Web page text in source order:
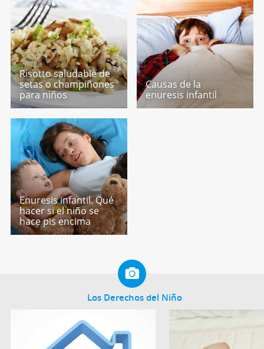
Risotto saludable de
setas o champiñones
para niños
Causas de la
enuresis infantil
Enuresis infantil. Qué
hacer si el niño se
hace pis encima
Los Derechos del Niño